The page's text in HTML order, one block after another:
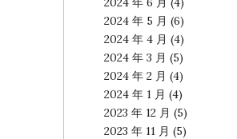
2024 年 5 月 (6)
2024 年 4 月 (4)
2024 年 3 月 (5)
2024 年 2 月 (4)
2024 年 1 月 (4)
2023 年 12 月 (5)
2023 年 11 月 (5)